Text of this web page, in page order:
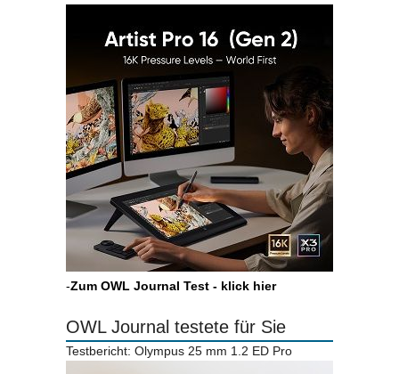
-Zum OWL Journal Test - klick hier
OWL Journal testete für Sie
Testbericht: Olympus 25 mm 1.2 ED Pro